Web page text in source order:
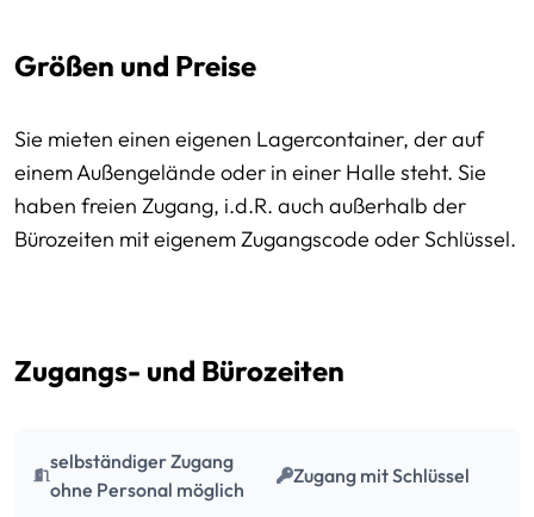
Größen und Preise
Sie mieten einen eigenen Lagercontainer, der auf
einem Außengelände oder in einer Halle steht. Sie
haben freien Zugang, i.d.R. auch außerhalb der
Bürozeiten mit eigenem Zugangscode oder Schlüssel.
Zugangs- und Bürozeiten
selbständiger Zugang
ohne Personal möglich
Zugang mit Schlüssel